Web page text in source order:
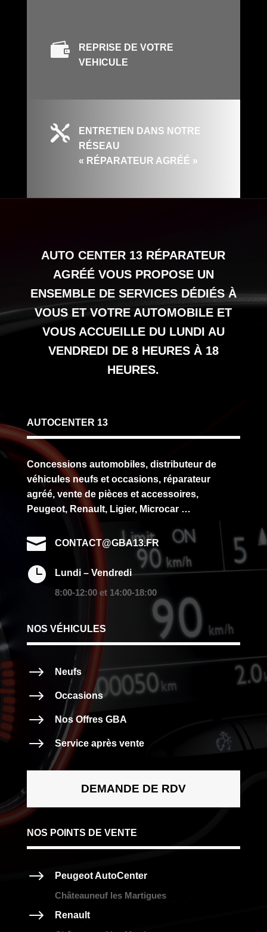

REPRISE DE VOTRE
VEHICULE

ENTRETIEN DANS NOTRE
RÉSEAU
« RÉPARATEUR AGRÉÉ »
AUTO CENTER 13 RÉPARATEUR
AGRÉÉ VOUS PROPOSE UN
ENSEMBLE DE SERVICES DÉDIÉS À
VOUS ET VOTRE AUTOMOBILE ET
VOUS ACCUEILLE DU LUNDI AU
VENDREDI DE 8 HEURES À 18
HEURES.
AUTOCENTER 13
Concessions automobiles, distributeur de
véhicules neufs et occasions, réparateur
agréé, vente de pièces et accessoires,
Peugeot, Renault, Ligier, Microcar …
 CONTACT@GBA13.FR

Lundi – Vendredi
8:00-12:00 et 14:00-18:00
NOS VÉHICULES
$ Neufs
$ Occasions
$ Nos Offres GBA
$ Service après vente
DEMANDE DE RDV
NOS POINTS DE VENTE
$
Peugeot AutoCenter
Châteauneuf les Martigues
$
Renault